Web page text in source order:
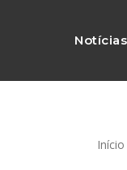
Notícias
Início